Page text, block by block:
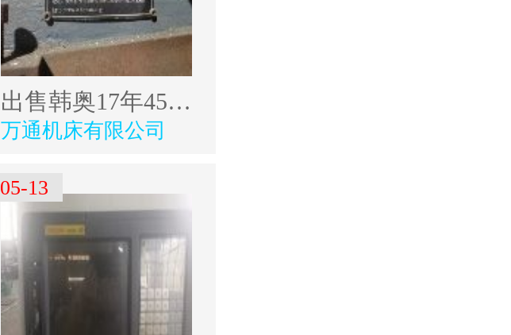
出售韩奥17年4500型材加工中心
万通机床有限公司
05-13